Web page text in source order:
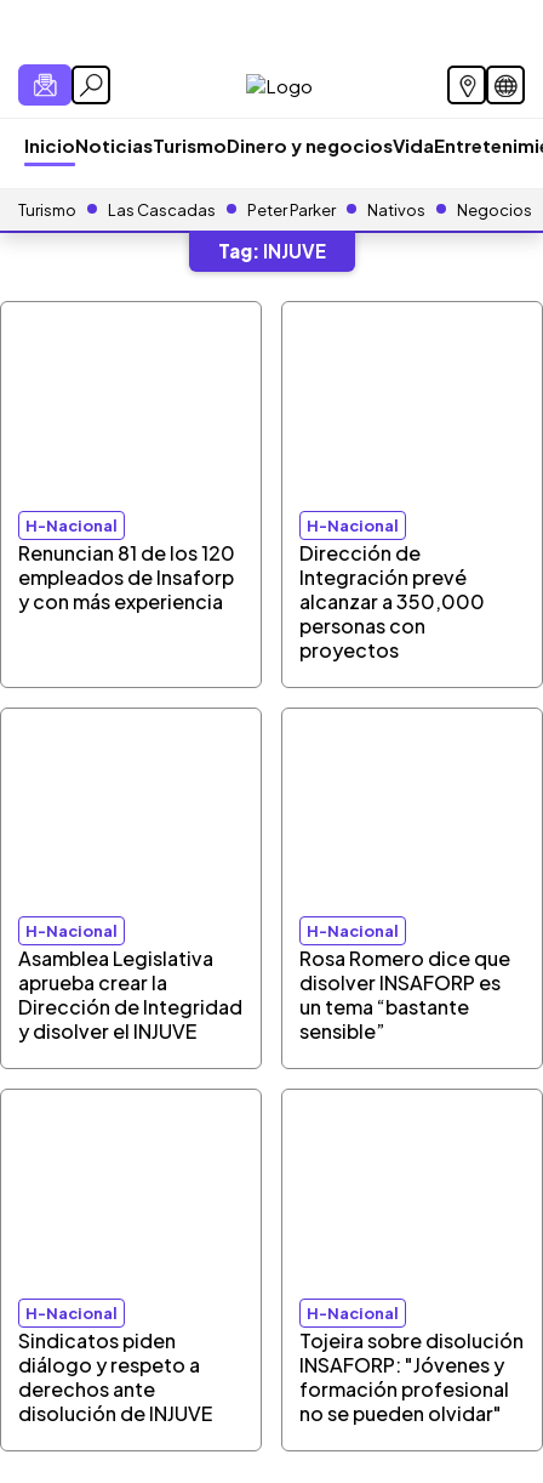
InicioNoticiasTurismoDinero y negociosVida
Turismo Las Cascadas Peter Parker Nativos Negocios
Tag: INJUVE
H-Nacional
Renuncian 81 de los 120
empleados de Insaforp
y con más experiencia
H-Nacional
Dirección de
Integración prevé
alcanzar a 350,000
personas con
proyectos
H-Nacional
Asamblea Legislativa
aprueba crear la
Dirección de Integridad
y disolver el INJUVE
H-Nacional
Rosa Romero dice que
disolver INSAFORP es
un tema “bastante
sensible”
H-Nacional
Sindicatos piden
diálogo y respeto a
derechos ante
disolución de INJUVE
H-Nacional
Tojeira sobre disolución
INSAFORP: "Jóvenes y
formación profesional
no se pueden olvidar"